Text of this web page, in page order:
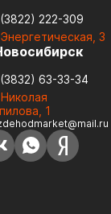
222-309
3
63-33-34
1